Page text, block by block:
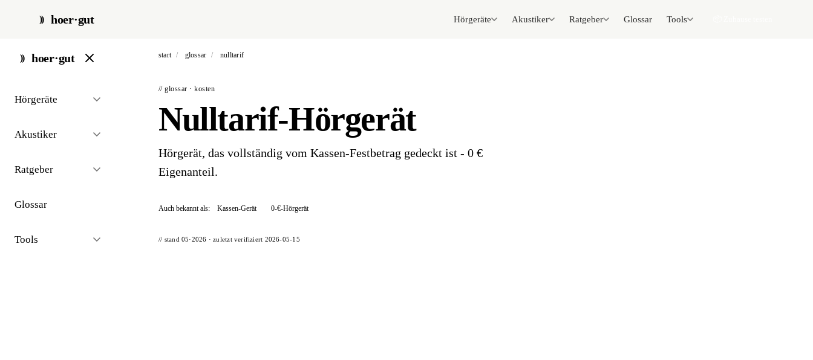
hoer·gut Hörgeräte Akustiker Ratgeber Glossar Tools
hoer·gut
Hörgeräte
Akustiker
Ratgeber
Glossar
Tools
start / glossar / nulltarif
// glossar · kosten
Nulltarif-Hörgerät
Hörgerät, das vollständig vom Kassen-Festbetrag gedeckt ist - 0 €
Eigenanteil.
Auch bekannt als: Kassen-Gerät 0-€-Hörgerät
// stand 05·2026 · zuletzt verifiziert 2026-05-15